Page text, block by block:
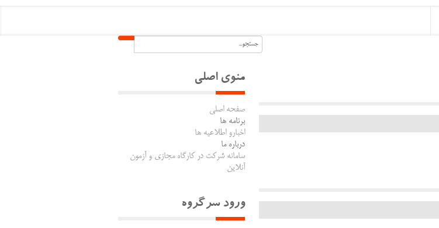
منوی اصلی
صفحه اصلی
برنامه ها
اخبارو اطلاعیه ها
درباره ما
سامانه شرکت در کارگاه مجازی و آزمون
آنلاین
ورود سرگروه